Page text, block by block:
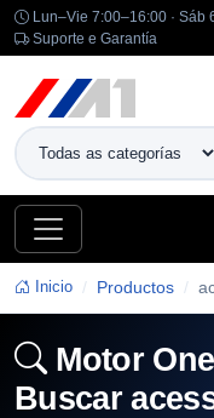
Lun–Vie 7:00–16:00 · Sáb
Suporte e Garantía
Inicio Productos
Motor
Buscar